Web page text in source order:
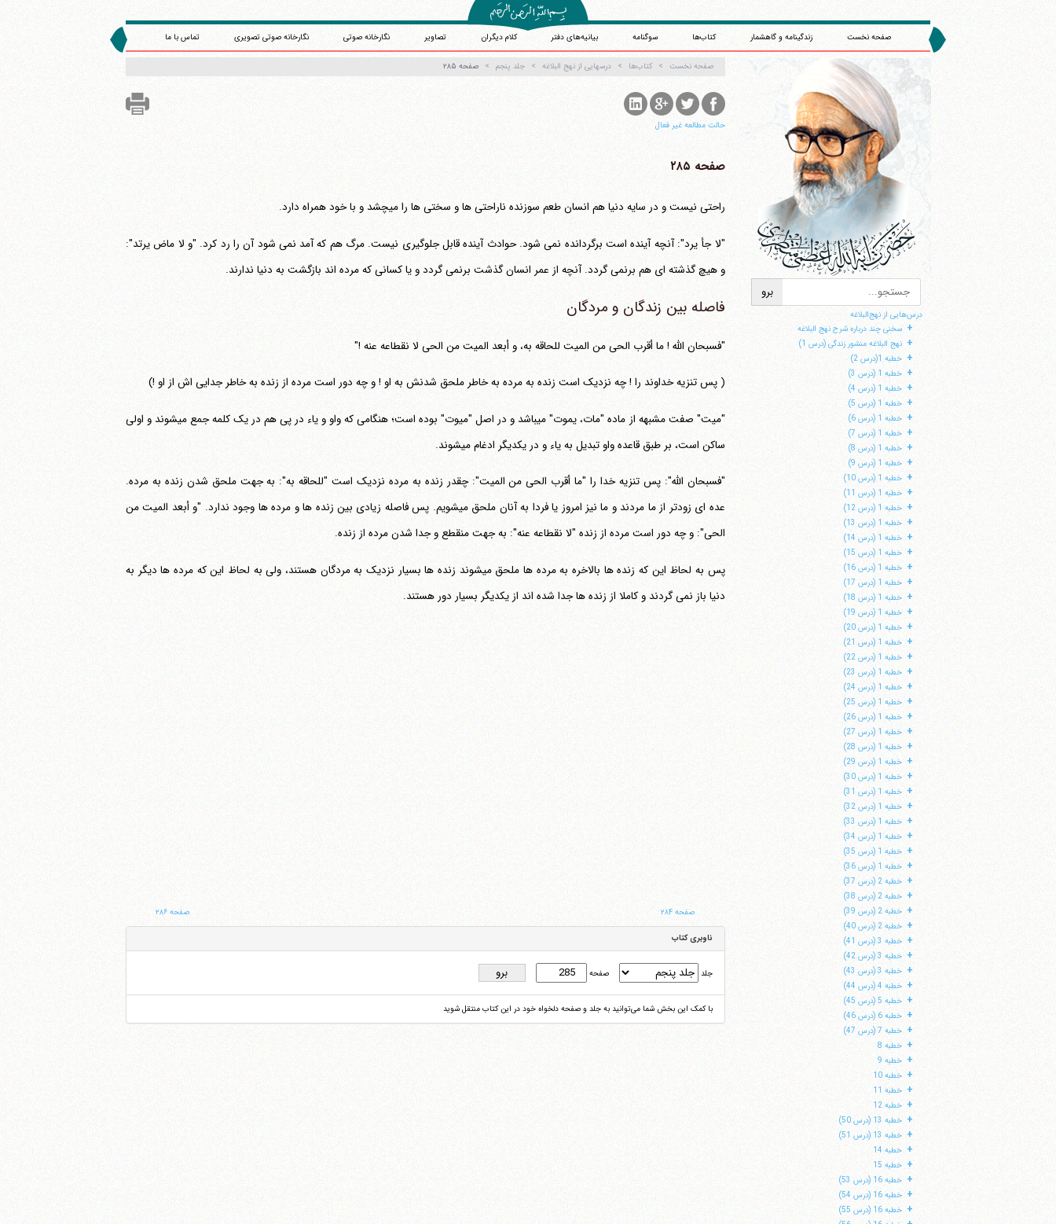
صفحه نخست زندگینامه و گاهشمار کتاب‌ها سوگنامه بیانیه‌های دفتر کلام دیگران تصاویر نگارخانه صوتی نگارخانه صوتی تصویری تماس با ما
درس‌هایی از نهج‌البلاغه
+ سخنی چند درباره شرح نهج البلاغه
+ نهج البلاغه منشور زندگی (درس 1)
+ خطبه 1(درس 2)
+ خطبه 1 (درس 3)
+ خطبه 1 (درس 4)
+ خطبه 1 (درس 5)
+ خطبه 1 (درس 6)
+ خطبه 1 (درس 7)
+ خطبه 1 (درس 8)
+ خطبه 1 (درس 9)
+ خطبه 1 (درس 10)
+ خطبه 1 (درس 11)
+ خطبه 1 (درس 12)
+ خطبه 1 (درس 13)
+ خطبه 1 (درس 14)
+ خطبه 1 (درس 15)
+ خطبه 1 (درس 16)
+ خطبه 1 (درس 17)
+ خطبه 1 (درس 18)
+ خطبه 1 (درس 19)
+ خطبه 1 (درس 20)
+ خطبه 1 (درس 21)
+ خطبه 1 (درس 22)
+ خطبه 1 (درس 23)
+ خطبه 1 (درس 24)
+ خطبه 1 (درس 25)
+ خطبه 1 (درس 26)
+ خطبه 1 (درس 27)
+ خطبه 1 (درس 28)
+ خطبه 1 (درس 29)
+ خطبه 1 (درس 30)
+ خطبه 1 (درس 31)
+ خطبه 1 (درس 32)
+ خطبه 1 (درس 33)
+ خطبه 1 (درس 34)
+ خطبه 1 (درس 35)
+ خطبه 1 (درس 36)
+ خطبه 2 (درس 37)
+ خطبه 2 (درس 38)
+ خطبه 2 (درس 39)
+ خطبه 2 (درس 40)
+ خطبه 3 (درس 41)
+ خطبه 3 (درس 42)
+ خطبه 3 (درس 43)
+ خطبه 4 (درس 44)
+ خطبه 5 (درس 45)
+ خطبه 6 (درس 46)
+ خطبه 7 (درس 47)
+ خطبه 8
+ خطبه 9
+ خطبه 10
+ خطبه 11
+ خطبه 12
+ خطبه 13 (درس 50)
+ خطبه 13 (درس 51)
+ خطبه 14
+ خطبه 15
+ خطبه 16 (درس 53)
+ خطبه 16 (درس 54)
+ خطبه 16 (درس 55)
صفحه نخست کتاب‌ها درسهایی از نهج البلاغه جلد پنجم صفحه ۲۸۵
حالت مطالعه غیر فعال
صفحه ۲۸۵
راحتی نیست و در سایه دنیا هم انسان طعم سوزنده ناراحتی ها و سختی ها را می‎چشد و با خود همراه دارد.
"لا جأ یرد": آنچه آینده است برگردانده نمی شود. حوادث آینده قابل جلوگیری نیست. مرگ هم که آمد نمی شود آن را رد کرد. "و لا ماض یرتد":
و هیچ گذشته ای هم برنمی گردد. آنچه از عمر انسان گذشت برنمی گردد و یا کسانی که مرده اند بازگشت به دنیا ندارند.
فاصله بین زندگان و مردگان
"فسبحان الله ! ما أقرب الحی من المیت للحاقه به، و أبعد المیت من الحی لا نقطاعه عنه !"
( پس تنزیه خداوند را ! چه نزدیک است زنده به مرده به خاطر ملحق شدنش به او ! و چه دور است مرده از زنده به خاطر جدایی اش از او !)
"میت" صفت مشبهه از ماده "مات، یموت" می‎باشد و در اصل "میوت" بوده است؛ هنگامی که واو و یاء در پی هم در یک کلمه جمع می‎شوند و اولی
ساکن است، بر طبق قاعده واو تبدیل به یاء و در یکدیگر ادغام می‎شوند.
"فسبحان الله": پس تنزیه خدا را "ما أقرب الحی من المیت": چقدر زنده به مرده نزدیک است "للحاقه به": به جهت ملحق شدن زنده به مرده.
عده ای زودتر از ما مردند و ما نیز امروز یا فردا به آنان ملحق می‎شویم. پس فاصله زیادی بین زنده ها و مرده ها وجود ندارد. "و أبعد المیت من
الحی": و چه دور است مرده از زنده "لا نقطاعه عنه": به جهت منقطع و جدا شدن مرده از زنده.
پس به لحاظ این که زنده ها بالاخره به مرده ها ملحق می‎شوند زنده ها بسیار نزدیک به مردگان هستند، ولی به لحاظ این که مرده ها دیگر به
دنیا باز نمی گردند و کاملا از زنده ها جدا شده اند از یکدیگر بسیار دور هستند.
صفحه ۲۸۴ صفحه ۲۸۶
ناوبری کتاب
جلد صفحه
با کمک این بخش شما می‌توانید به جلد و صفحه دلخواه خود در این کتاب منتقل شوید